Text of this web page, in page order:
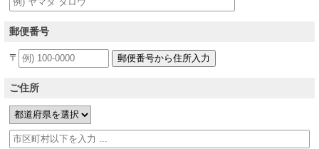
郵便番号
〒
ご住所